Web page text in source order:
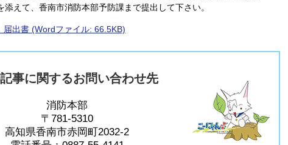
えて、香南市消防本部予防課まで提出して下さい。
出書 (Wordファイル: 66.5KB)
事に関するお問い合わせ先
消防本部
〒781-5310
高知県香南市赤岡町2032-2